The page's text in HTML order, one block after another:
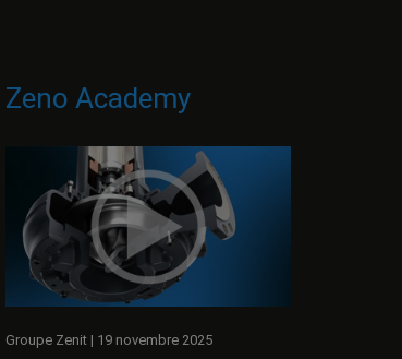
Zeno Academy
Groupe Zenit | 19 novembre 2025